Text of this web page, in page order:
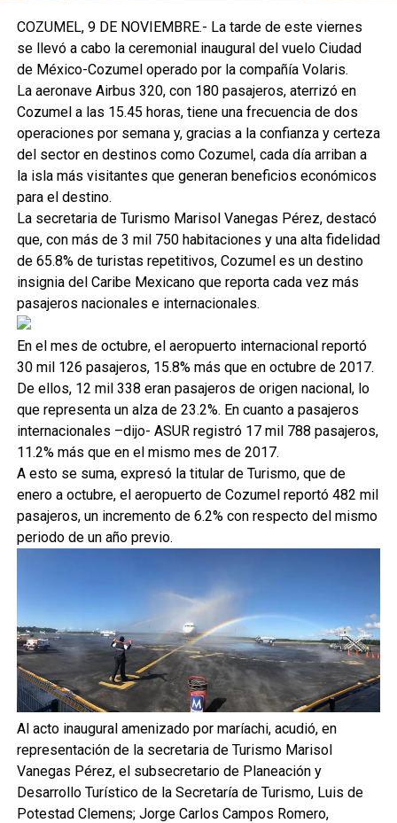
COZUMEL, 9 DE NOVIEMBRE.- La tarde de este viernes
se llevó a cabo la ceremonial inaugural del vuelo Ciudad
de México-Cozumel operado por la compañía Volaris.
La aeronave Airbus 320, con 180 pasajeros, aterrizó en
Cozumel a las 15.45 horas, tiene una frecuencia de dos
operaciones por semana y, gracias a la confianza y certeza
del sector en destinos como Cozumel, cada día arriban a
la isla más visitantes que generan beneficios económicos
para el destino.
La secretaria de Turismo Marisol Vanegas Pérez, destacó
que, con más de 3 mil 750 habitaciones y una alta fidelidad
de 65.8% de turistas repetitivos, Cozumel es un destino
insignia del Caribe Mexicano que reporta cada vez más
pasajeros nacionales e internacionales.
En el mes de octubre, el aeropuerto internacional reportó
30 mil 126 pasajeros, 15.8% más que en octubre de 2017.
De ellos, 12 mil 338 eran pasajeros de origen nacional, lo
que representa un alza de 23.2%. En cuanto a pasajeros
internacionales –dijo- ASUR registró 17 mil 788 pasajeros,
11.2% más que en el mismo mes de 2017.
A esto se suma, expresó la titular de Turismo, que de
enero a octubre, el aeropuerto de Cozumel reportó 482 mil
pasajeros, un incremento de 6.2% con respecto del mismo
periodo de un año previo.
Al acto inaugural amenizado por maríachi, acudió, en
representación de la secretaria de Turismo Marisol
Vanegas Pérez, el subsecretario de Planeación y
Desarrollo Turístico de la Secretaría de Turismo, Luis de
Potestad Clemens; Jorge Carlos Campos Romero,